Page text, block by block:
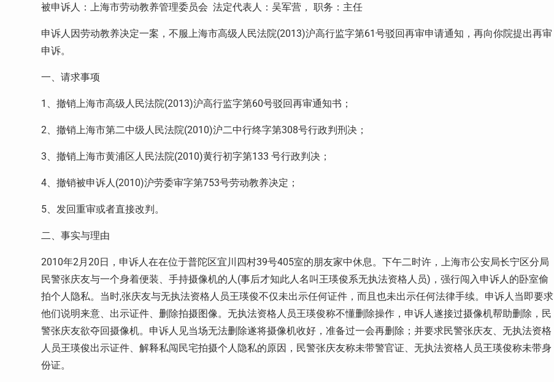
被申诉人：上海市劳动教养管理委员会 法定代表人：吴军营， 职务：主任
申诉人因劳动教养决定一案，不服上海市高级人民法院(2013)沪高行监字第61 号驳回再审申请通知，再向你院提出再审
申诉。
一、请求事项
1 、撤销上海市高级人民法院(2013)沪高行监字第60号驳回再审通知书；
2、撤销上海市第二中级人民法院(2010)沪二中行终字第308号行政判刑决；
3、撤销上海市黄浦区人民法院(2010)黄行初字第133 号行政判决；
4、撤销被申诉人(2010)沪劳委审字第753号劳动教养决定；
5、发回重审或者直接改判。
二、事实与理由
2010年2月 20 日，申诉人在在位于普陀区宜川四村39号405室的朋友家中休息。下午二时许，上海市公安局长宁区分局
民警张庆友与一个身着便装、手持摄像机的人(事后才知此人名叫王瑛俊系无执法资格人员) ，强行闯入申诉人的卧室偷
拍个人隐私。当时,张庆友与无执法资格人员王瑛俊不仅未出示任何证件，而且也未出示任何法律手续。申诉人当即要求
他们说明来意、出示证件、删除拍摄图像。无执法资格人员王瑛俊称不懂删除操作，申诉人遂接过摄像机帮助删除，民
警张庆友欲夺回摄像机。申诉人见当场无法删除遂将摄像机收好，准备过一会再删除；并要求民警张庆友、无执法资格
人员王瑛俊出示证件、解释私闯民宅拍摄个人隐私的原因，民警张庆友称未带警官证、无执法资格人员王瑛俊称未带身
份证。